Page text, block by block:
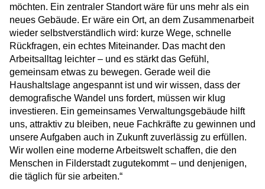
möchten. Ein zentraler Standort wäre für uns mehr als ein
neues Gebäude. Er wäre ein Ort, an dem Zusammenarbeit
wieder selbstverständlich wird: kurze Wege, schnelle
Rückfragen, ein echtes Miteinander. Das macht den
Arbeitsalltag leichter – und es stärkt das Gefühl,
gemeinsam etwas zu bewegen. Gerade weil die
Haushaltslage angespannt ist und wir wissen, dass der
demografische Wandel uns fordert, müssen wir klug
investieren. Ein gemeinsames Verwaltungsgebäude hilft
uns, attraktiv zu bleiben, neue Fachkräfte zu gewinnen und
unsere Aufgaben auch in Zukunft zuverlässig zu erfüllen.
Wir wollen eine moderne Arbeitswelt schaffen, die den
Menschen in Filderstadt zugutekommt – und denjenigen,
die täglich für sie arbeiten.“